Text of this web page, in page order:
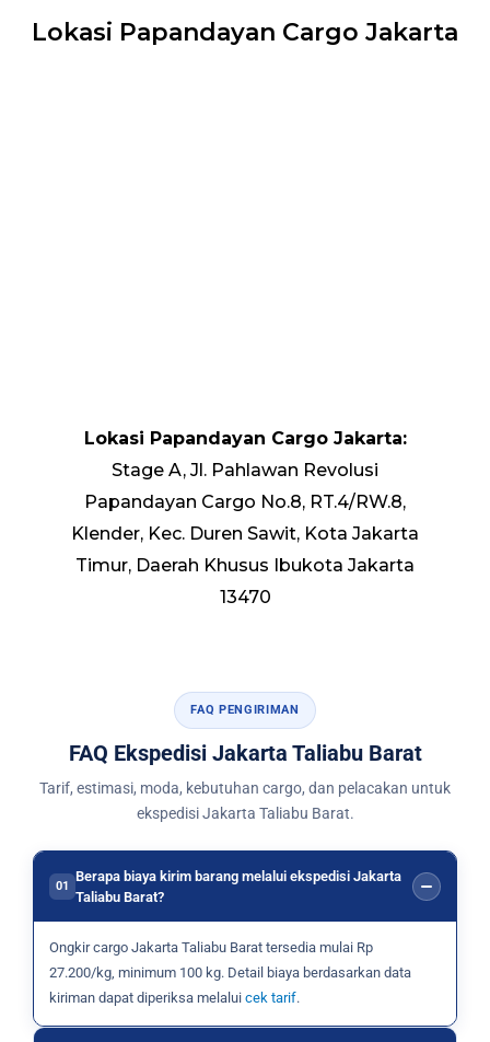
Lokasi Papandayan Cargo Jakarta
Lokasi Papandayan Cargo Jakarta:
Stage A, Jl. Pahlawan Revolusi
Papandayan Cargo No.8, RT.4/RW.8,
Klender, Kec. Duren Sawit, Kota Jakarta
Timur, Daerah Khusus Ibukota Jakarta
13470
FAQ PENGIRIMAN
FAQ Ekspedisi Jakarta Taliabu Barat
Tarif, estimasi, moda, kebutuhan cargo, dan pelacakan untuk
ekspedisi Jakarta Taliabu Barat.
01
Berapa biaya kirim barang melalui ekspedisi Jakarta
Taliabu Barat?
Ongkir cargo Jakarta Taliabu Barat tersedia mulai Rp
27.200/kg, minimum 100 kg. Detail biaya berdasarkan data
kiriman dapat diperiksa melalui cek tarif.